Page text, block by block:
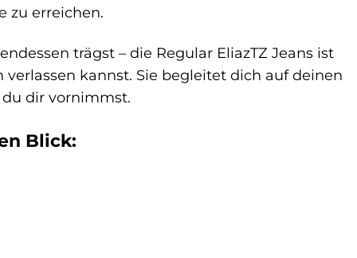
zu erreichen.
trägst – die Regular EliazTZ Jeans ist
kannst. Sie begleitet dich auf deinen
dir vornimmst.
Blick: